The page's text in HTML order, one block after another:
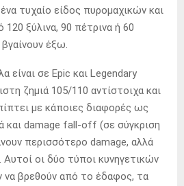
τυχαίο είδος πυρομαχικών και
120 ξύλινα, 90 πέτρινα ή 60
έξω.
είναι σε Epic και Legendary
ζημιά 105/110 αντίστοιχα και
με κάποιες διαφορές ως
και damage fall-off (σε σύγκριση
περισσότερο damage, αλλά
Αυτοί οι δύο τύποι κυνηγετικών
βρεθούν από το έδαφος, τα